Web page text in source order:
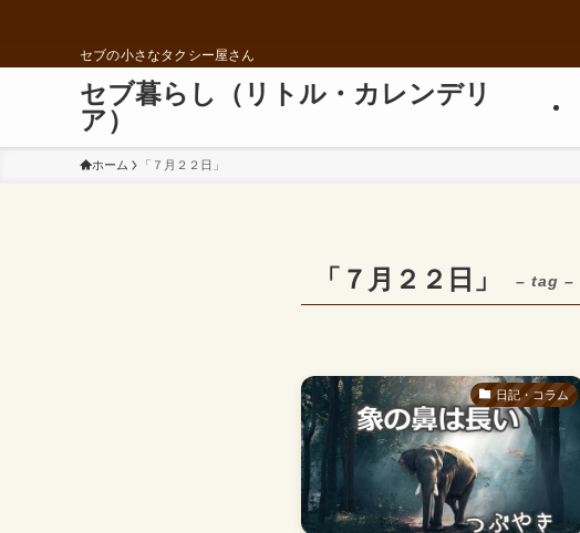
セブの小さなタクシー屋さん
セブ暮らし（リトル・カレンデリ
ア）
ホーム 「７月２２日」
「７月２２日」 – tag –
日記・コラム